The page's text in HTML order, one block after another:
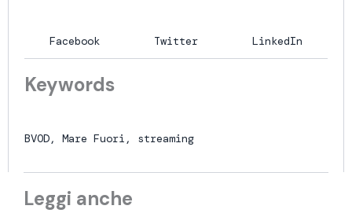
Facebook Twitter LinkedIn
Keywords
BVOD, Mare Fuori , streaming
Leggi anche